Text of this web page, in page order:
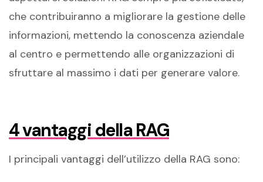
che contribuiranno a migliorare la gestione delle
informazioni, mettendo la conoscenza aziendale
al centro e permettendo alle organizzazioni di
sfruttare al massimo i dati per generare valore.
4 vantaggi della RAG
I principali vantaggi dell’utilizzo della RAG sono: